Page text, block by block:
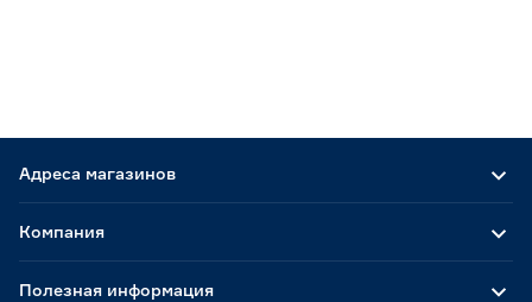
Адреса магазинов
Компания
Полезная информация